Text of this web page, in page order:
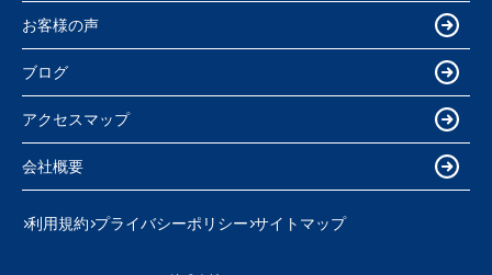
お客様の声
ブログ
アクセスマップ
会社概要
利用規約 プライバシーポリシー サイトマップ